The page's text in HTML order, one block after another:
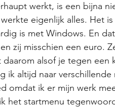
werkt, is een bijna
eigenlijk alles. Het
is met Windows. En
zij misschien een euro.
alsof je tegen een
ik altijd naar
omdat ik er mijn werk
het startmenu